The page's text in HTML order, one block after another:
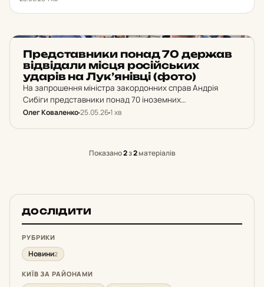
Пред­став­ни­ки понад 70 держав
від­ві­да­ли місця ро­сій­ських
ударів на Лук’янівці (фото)
На запрошення міністра закордонних справ Андрія
Сибіги представники понад 70 іноземних
дипломатичних місій відвідали місця останніх російських
Олег Коваленко25.05.261 хв
Показано2з2матеріалів
ДОСЛІДИТИ
РУБРИКИ
Новини2
КИЇВ ЗА РАЙОНАМИ